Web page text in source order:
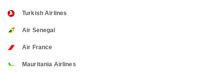
Turkish Airlines
Air Senegal
Air France
Mauritania Airlines